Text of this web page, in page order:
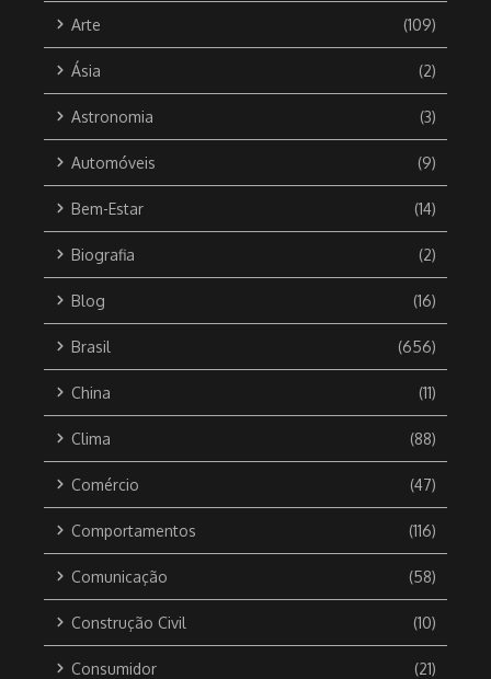
Arte (109)
Ásia (2)
Astronomia (3)
Automóveis (9)
Bem-Estar (14)
Biografia (2)
Blog (16)
Brasil (656)
China (11)
Clima (88)
Comércio (47)
Comportamentos (116)
Comunicação (58)
Construção Civil (10)
Consumidor (21)